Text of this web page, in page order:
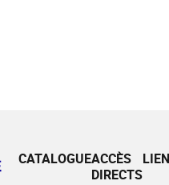
CATALOGUEACCÈS
DIRECTS